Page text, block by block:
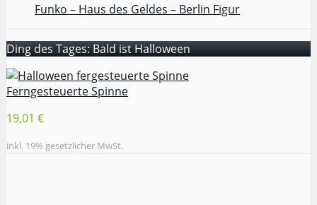
Funko – Haus des Geldes – Berlin Figur
Ding des Tages: Bald ist Halloween
Ferngesteuerte Spinne
19,01 €
inkl. 19% gesetzlicher MwSt.